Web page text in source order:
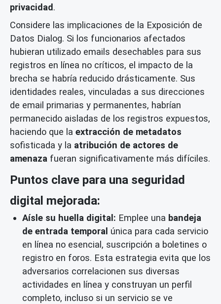
privacidad .
Considere las implicaciones de la Exposición de
Datos Dialog. Si los funcionarios afectados
hubieran utilizado emails desechables para sus
registros en línea no críticos, el impacto de la
brecha se habría reducido drásticamente. Sus
identidades reales, vinculadas a sus direcciones
de email primarias y permanentes, habrían
permanecido aisladas de los registros expuestos,
haciendo que la extracción de metadatos
sofisticada y la atribución de actores de
amenaza fueran significativamente más difíciles.
Puntos clave para una seguridad
digital mejorada:
Aísle su huella digital: Emplee una bandeja
de entrada temporal única para cada servicio
en línea no esencial, suscripción a boletines o
registro en foros. Esta estrategia evita que los
adversarios correlacionen sus diversas
actividades en línea y construyan un perfil
completo, incluso si un servicio se ve